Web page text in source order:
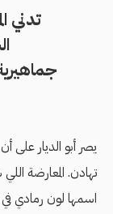
تدني
يصر أبو الديار على
تهادن. المعارضة
اسمها لون رمادي في